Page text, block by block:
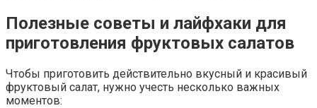
Полезные советы и лайфхаки для
приготовления фруктовых салатов
Чтобы приготовить действительно вкусный и красивый
фруктовый салат, нужно учесть несколько важных
моментов: